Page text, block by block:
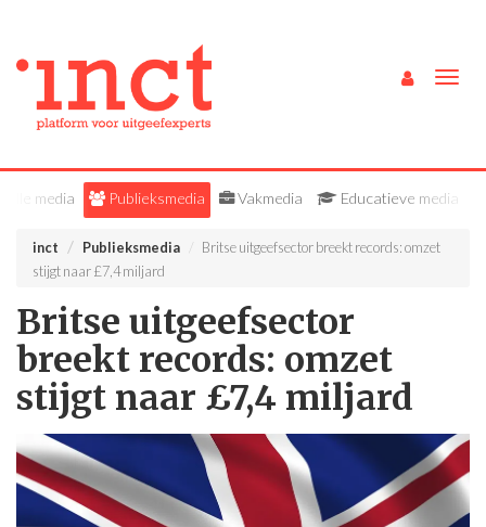
Alle media Publieksmedia Vakmedia Educatieve media
inct Publieksmedia
Britse uitgeefsector breekt records: omzet
stijgt naar £7,4 miljard
Britse uitgeefsector
breekt records: omzet
stijgt naar £7,4 miljard